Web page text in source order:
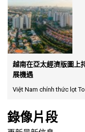
越南在亞太經濟版圖上
展機遇
Việt Nam chính thức lọt
錄像片段